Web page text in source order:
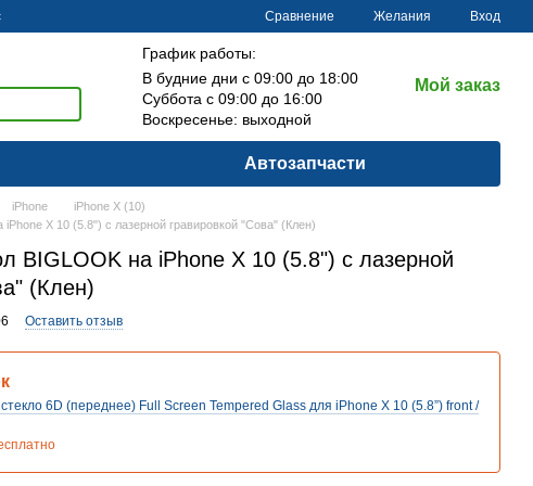
Сравнение Желания Вход
График работы:
В будние дни с 09:00 до 18:00
Суббота с 09:00 до 16:00
Воскресенье: выходной
Мой заказ
Автозапчасти
iPhone
iPhone X (10)
X 10 (5.8") с лазерной гравировкой "Сова" (Клен)
BIGLOOK на iPhone X 10 (5.8") с лазерной
(Клен)
Оставить отзыв
6D (переднее) Full Screen Tempered Glass для iPhone X 10 (5.8”) front /